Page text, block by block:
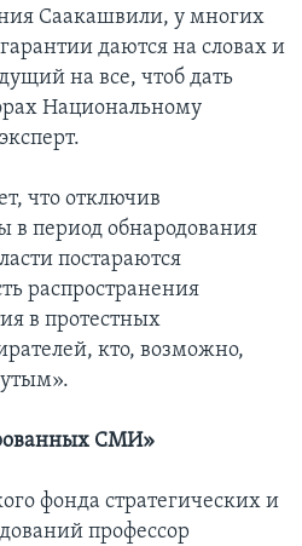
Саакашвили, у многих
даются на словах и
на все, чтоб дать
Национальному
что отключив
в период обнародования
постараются
распространения
в протестных
кто, возможно,
СМИ»
фонда стратегических и
профессор